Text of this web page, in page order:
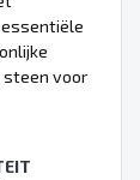
steen voor